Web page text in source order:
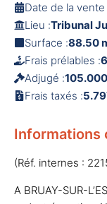
Date de la vente
Lieu :Tribunal
Surface :88.50
Frais prélables :
Adjugé :
Frais taxés :
Informations
(Réf. internes :
A BRUAY-SUR-